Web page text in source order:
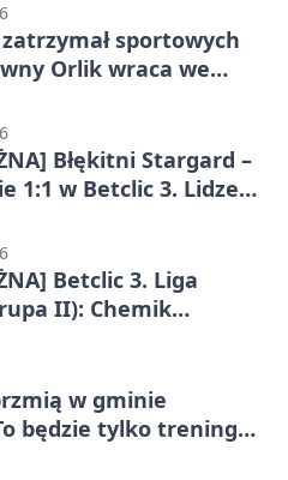
sportowych
Orlik wraca we
Błękitni Stargard –
1:1 w Betclic 3. Lidze
Betclic 3. Liga
II): Chemik
w gminie
będzie tylko trening